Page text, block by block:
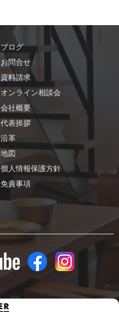
ブログ
お問合せ
資料請求
オンライン相談会
会社概要
代表挨拶
沿革
地図
個人情報保護方針
免責事項